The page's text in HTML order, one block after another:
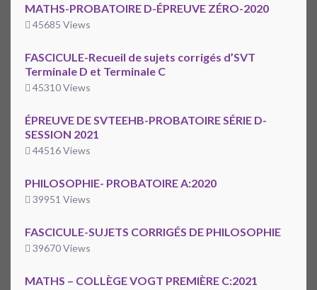
MATHS-PROBATOIRE D-ÉPREUVE ZÉRO-2020
45685 Views
FASCICULE-Recueil de sujets corrigés d’SVT
Terminale D et Terminale C
45310 Views
ÉPREUVE DE SVTEEHB-PROBATOIRE SÉRIE D-
SESSION 2021
44516 Views
PHILOSOPHIE- PROBATOIRE A:2020
39951 Views
FASCICULE-SUJETS CORRIGÉS DE PHILOSOPHIE
39670 Views
MATHS – COLLÈGE VOGT PREMIÈRE C:2021